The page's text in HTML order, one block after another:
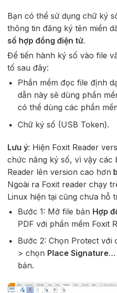
Bạn có thể sử dụng chữ ký
thông tin đăng ký tên miền
số hợp đồng điện tử.
Để tiến hành ký số vào file
tố sau đây:
Phần mềm đọc file định
dẫn này sẽ dùng phần
có thể dùng các phần
Chữ ký số (USB Token).
Lưu ý: Hiện Foxit Reader
chức năng ký số, vì vậy các
Reader lên version cao hơn
Ngoài ra Foxit reader chạy
Linux hiện tại cũng chưa hỗ
Bước 1: Mở file bản Hợp
PDF với phần mềm Foxit
Bước 2: Chọn Protect với
> chọn Place Signature…
bản.